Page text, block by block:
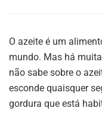
O azeite é um
mundo. Mas há
não sabe sobre o
esconde quaisquer
gordura que está